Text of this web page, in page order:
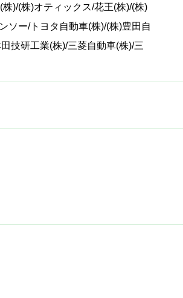
)/(株)オティックス/花王(株)/(株)
ソー/トヨタ自動車(株)/(株)豊田自
技研工業(株)/三菱自動車(株)/三